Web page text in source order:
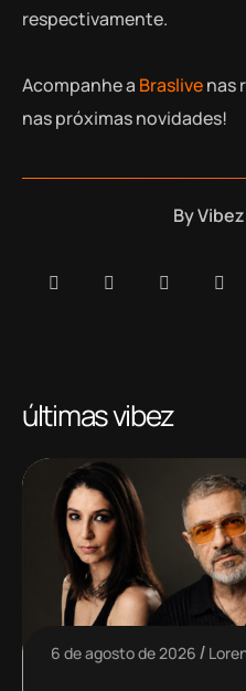
respectivamente.
Acompanhe a Braslivenas
nas próximas novidades!
By
últimas vibez
6 de agosto de 2026